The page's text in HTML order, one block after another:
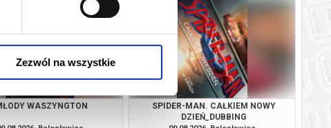
Zezwól na wszystkie
WASZYNGTON
SPIDER-MAN. CAŁKIEM NOWY
DZIEŃ_DUBBING